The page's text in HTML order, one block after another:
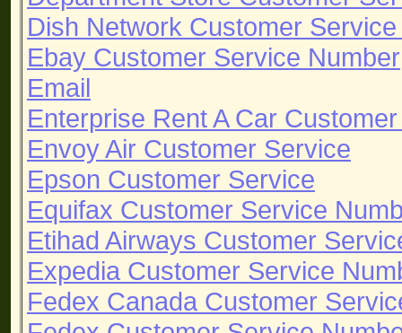
Dish Network Customer
Ebay Customer Service Number
Email
Enterprise Rent A Car
Envoy Air Customer Service
Epson Customer Service
Equifax Customer Service
Etihad Airways Customer
Expedia Customer Service
Fedex Canada Customer